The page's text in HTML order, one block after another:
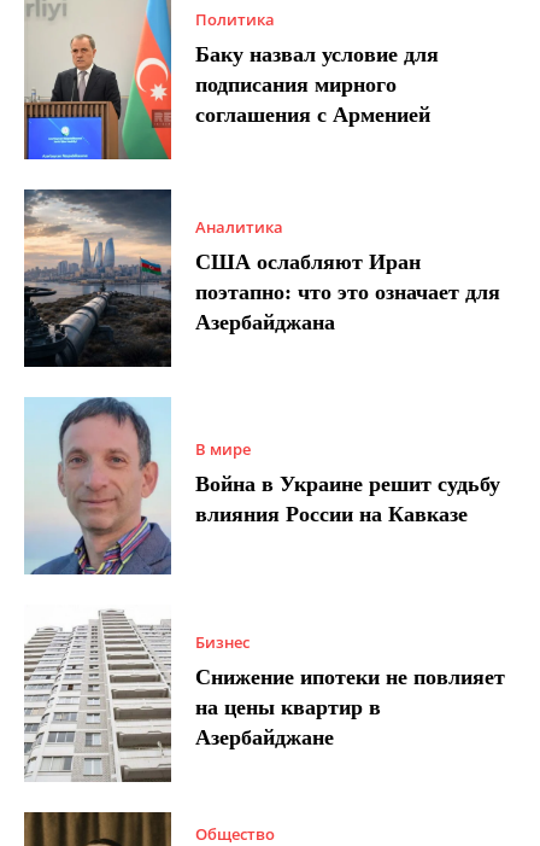
Политика
Баку назвал условие для
подписания мирного
соглашения с Арменией
Аналитика
США ослабляют Иран
поэтапно: что это означает для
Азербайджана
В мире
Война в Украине решит судьбу
влияния России на Кавказе
Бизнес
Снижение ипотеки не повлияет
на цены квартир в
Азербайджане
Общество